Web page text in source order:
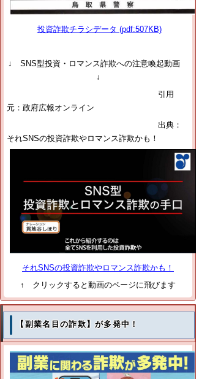
投資詐欺チラシデータ (pdf:507KB)
↓ SNS型投資・ロマンス詐欺への注意喚起動画
↓
引用
元：政府広報オンライン
出典：
それSNSの投資詐欺やロマンス詐欺かも！
それSNSの投資詐欺やロマンス詐欺かも！
↑ クリックすると動画のページに飛びます
【副業名目の詐欺】が多発中！